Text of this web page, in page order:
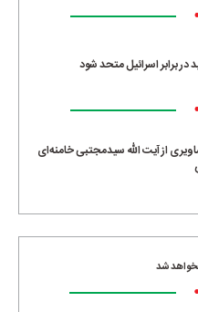
در برابر اسرائیل متحد شود
از آیت الله سیدمجتبی خامنه‌ای
نخواهد شد